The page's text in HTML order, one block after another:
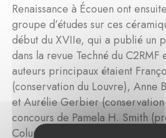
Renaissance à Écouen ont
groupe d’études sur ces
début du XVIIe, qui a publié un
dans la revue Techné du C2RMF
auteurs principaux étaient
(conservation du Louvre), Anne
et Aurélie Gerbier (conservation
concours de Pamela H. Smith
Columbia) et du MFA Boston.